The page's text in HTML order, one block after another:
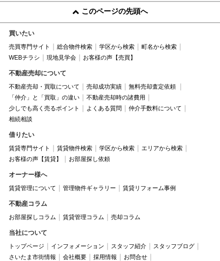
このページの先頭へ
買いたい
売買専門サイト 総合物件検索 学区から検索
町名から検索
WEBチラシ
現地見学会 お客様の声【売買】
不動産売却について
不動産売却・買取について 売却成功実績
無料売却査定依頼
「仲介」と「買取」の違い
不動産売却時の諸費用
少しでも高く売るポイント
よくある質問
仲介手数料について
相続相談
借りたい
賃貸専門サイト 賃貸物件検索 学区から検索
エリアから検索
お客様の声【賃貸】
お部屋探し依頼
オーナー様へ
賃貸管理について 管理物件ギャラリー 賃貸リフォーム事例
不動産コラム
お部屋探しコラム 賃貸管理コラム 売却コラム
当社について
トップページ インフォメーション スタッフ紹介
スタッフブログ
さいたま市街情報
会社概要 採用情報
お問合せ